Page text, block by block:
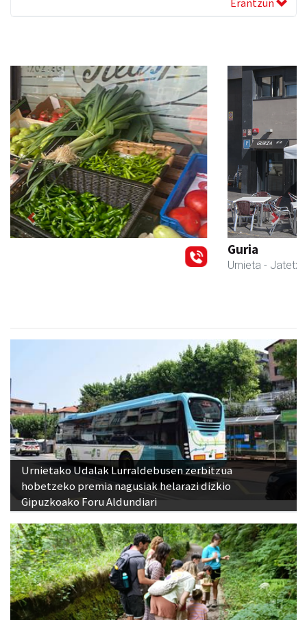
Erantzun
Previous Next
Urnietako Udalak Lurraldebusen zerbitzua
hobetzeko premia nagusiak helarazi dizkio
Gipuzkoako Foru Aldundiari